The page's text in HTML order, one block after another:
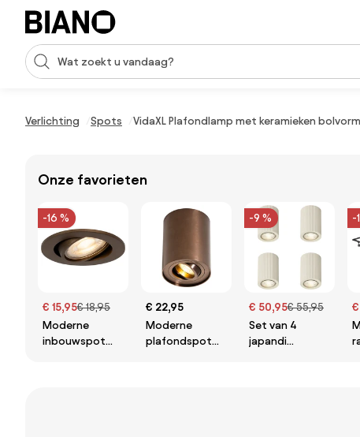
Navigatie overslaan, naar inhoud springen
Zoekopdracht invoeren
Verlichting Spots VidaXL Plafondlamp met keramieken
Onze favorieten
-16 %
€ 15,95€ 18,95
Moderne
inbouwspot
€ 22,95
Moderne
plafondspot
-9 %
€ 50,95€ 55,95
Set van 4
japandi
-